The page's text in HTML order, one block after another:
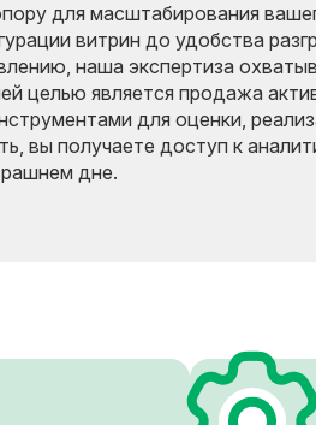
для масштабирования
витрин до удобства
наша экспертиза
целью является продажа
для оценки,
вы получаете доступ к
дне.